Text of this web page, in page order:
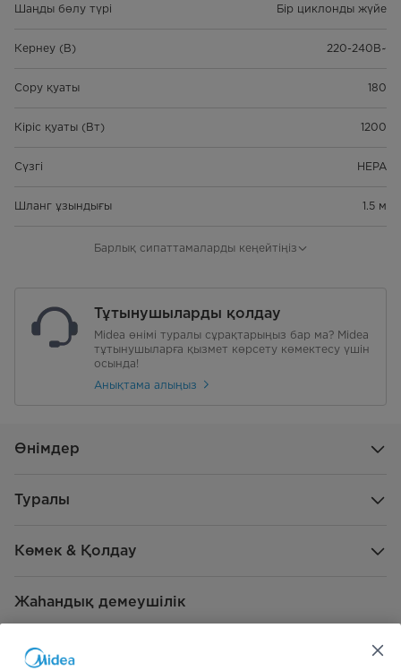
Шаңды бөлу түрі Бір циклонды жүйе
Кернеу (В) 220-240В~
Сору қуаты 180
Кіріс қуаты (Вт) 1200
Сүзгі HEPA
Шланг ұзындығы 1.5 м
Таза өлшемдер (Е*Т*Б) (ені,
тереңдігі, биіктігі)
Салмақ (таза/брутто) 5/5.9
Аксессуар
Барлық сипаттамаларды кеңейтіңіз
Тұтынушыларды қолдау
Midea өнімі туралы сұрақтарыңыз бар ма? Midea
тұтынушыларға қызмет көрсету көмектесу үшін
осында!
Анықтама алыңыз
Өнімдер
Туралы
Көмек & Қолдау
Жаһандық демеушілік